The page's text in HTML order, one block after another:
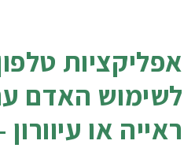
אפליקציות
לשימוש האדם
ראייה או